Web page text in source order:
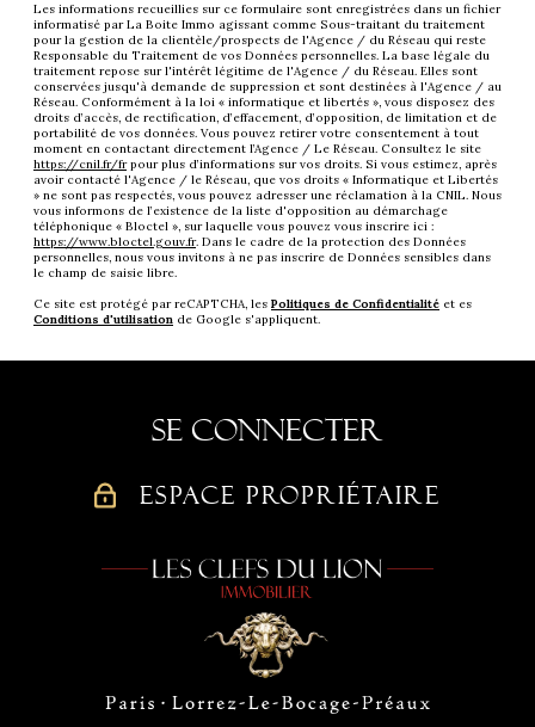
Les informations recueillies sur ce formulaire sont enregistrées dans un fichier
informatisé par La Boite Immo agissant comme Sous-traitant du traitement
pour la gestion de la clientèle/prospects de l'Agence / du Réseau qui reste
Responsable du Traitement de vos Données personnelles. La base légale du
traitement repose sur l'intérêt légitime de l'Agence / du Réseau. Elles sont
conservées jusqu'à demande de suppression et sont destinées à l'Agence / au
Réseau. Conformément à la loi « informatique et libertés », vous disposez des
droits d’accès, de rectification, d’effacement, d’opposition, de limitation et de
portabilité de vos données. Vous pouvez retirer votre consentement à tout
moment en contactant directement l’Agence / Le Réseau. Consultez le site
https://cnil.fr/frpour plus d’informations sur vos droits. Si vous estimez, après
avoir contacté l'Agence / le Réseau, que vos droits « Informatique et Libertés
» ne sont pas respectés, vous pouvez adresser une réclamation à la CNIL. Nous
vous informons de l’existence de la liste d'opposition au démarchage
téléphonique « Bloctel », sur laquelle vous pouvez vous inscrire ici :
https://www.bloctel.gouv.fr. Dans le cadre de la protection des Données
personnelles, nous vous invitons à ne pas inscrire de Données sensibles dans
le champ de saisie libre.
Ce site est protégé par reCAPTCHA, les Politiques de Confidentialité et es
Conditions d'utilisation de Google s'appliquent.
Se connecter
ESPACE PROPRIÉTAIRE